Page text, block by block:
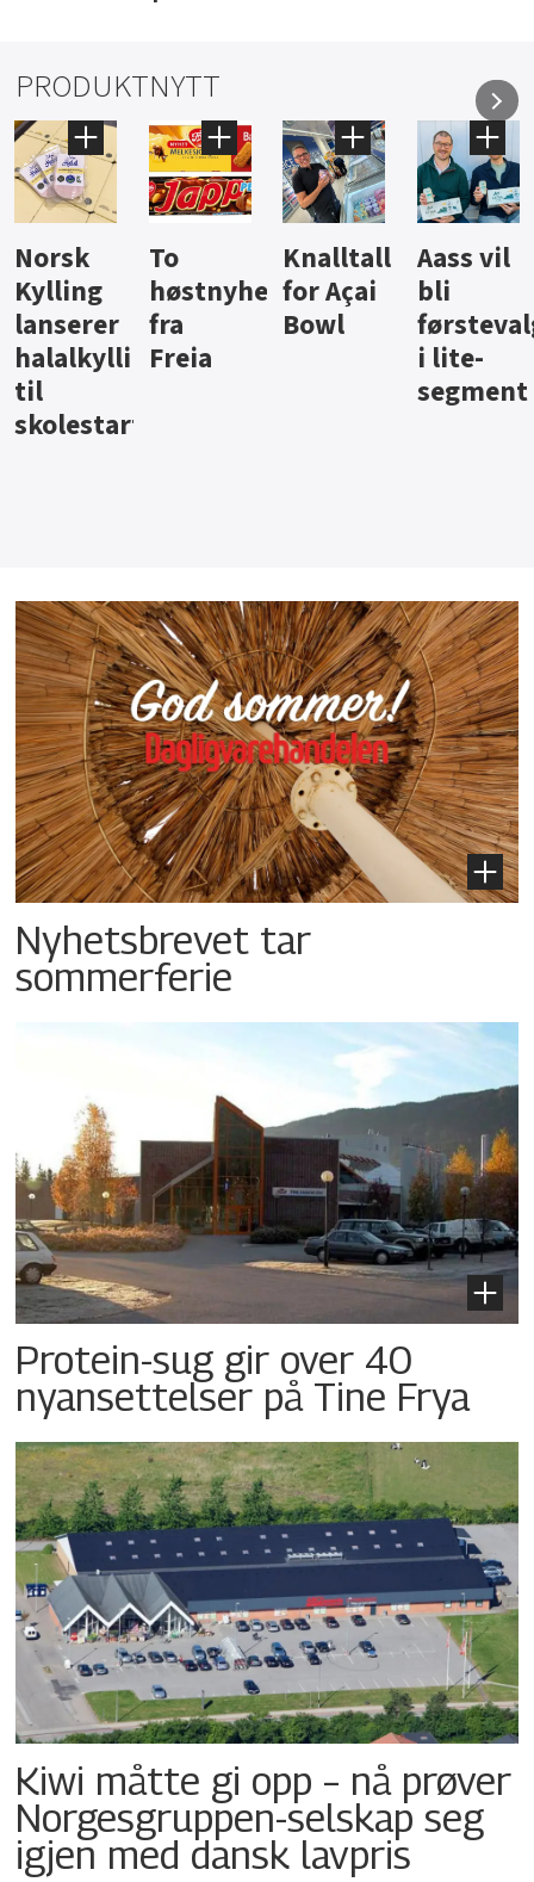
PRODUKTNYTT
Knalltall
for Açai
Bowl
Aass vil
bli
førstevalg
i lite-
Brus og
jus fra
Berentsen
Hard
iste fra
Hansa
Nyhetsbrevet tar
sommerferie
Protein-sug gir over 40
nyansettelser på Tine Frya
Kiwi måtte gi opp – nå prøver
Norgesgruppen-selskap seg
igjen med dansk lavpris